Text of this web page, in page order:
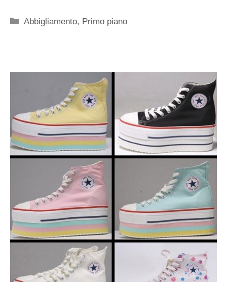
Categorie
Abbigliamento, Primo piano